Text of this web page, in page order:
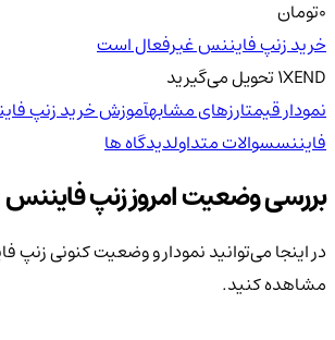
تومان
خرید زنپ فایننس غیرفعال است
1XENDتحویلمی‌گیرید
نمودار قیمتارزهای مشابهآموزش خرید زنپ
فایننسسوالات متداولدیدگاه ها
بررسی وضعیت امروز زنپ فایننس
در اینجا می‌توانید نمودار و وضعیت کنونی زنپ
مشاهده کنید.